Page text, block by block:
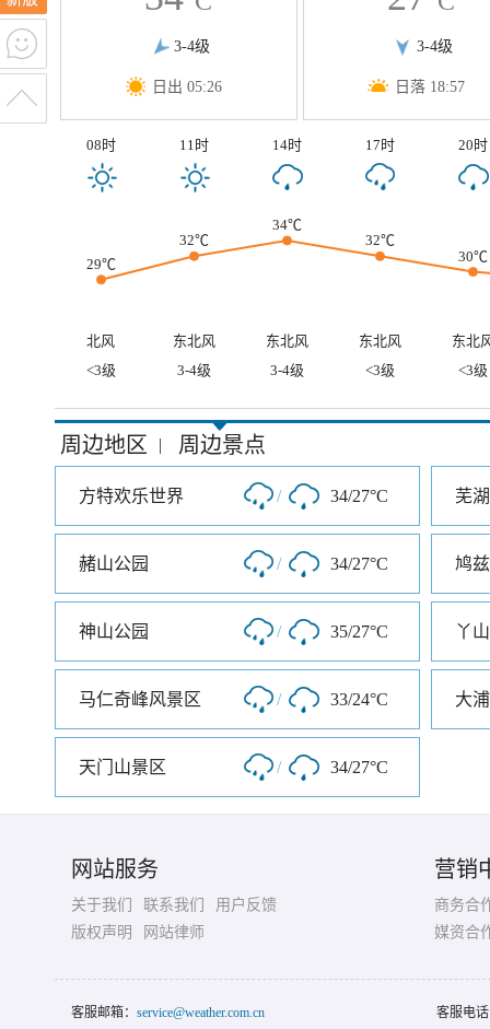
3-4级
日出 05:26
3-4级
日落 18:57
08时 11时 14时 17时 20时
29℃
32℃
34℃
32℃
30℃
北风 东北风 东北风 东北风
东北
<3级
3-4级 3-4级 <3级 <3级
周边地区 | 周边景点
方特欢乐世界 / 34/27°C 芜
赭山公园 / 34/27°C 鸠
神山公园 / 35/27°C
马仁奇峰风景区 / 33/24°C 大
天门山景区 / 34/27°C
网站服务
关于我们 联系我们
用户反馈
版权声明
网站律师
营销
商务合
媒资合
客服邮箱： service@weather.com.cn 客服电